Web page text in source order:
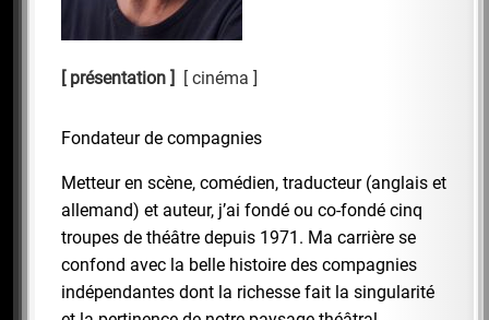
présentation cinéma
Fondateur de compagnies
Metteur en scène, comédien, traducteur (anglais et
allemand) et auteur, j’ai fondé ou co-fondé cinq
troupes de théâtre depuis 1971. Ma carrière se
confond avec la belle histoire des compagnies
indépendantes dont la richesse fait la singularité